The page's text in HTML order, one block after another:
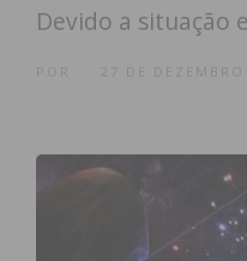
Devido a situação
27 DE DEZEMBRO